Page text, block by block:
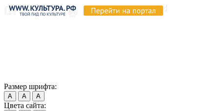
Размер шрифта:
А А А
Цвета сайта: